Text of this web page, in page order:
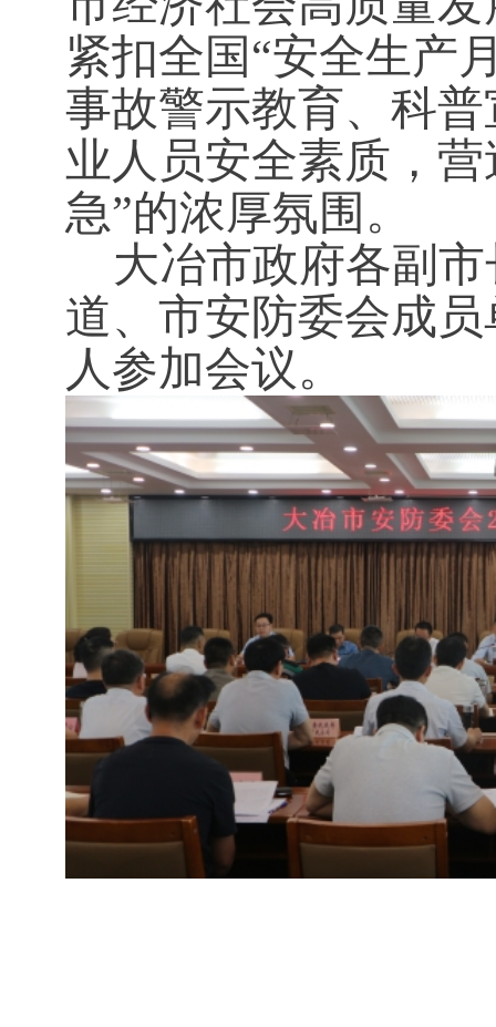
紧扣全国“安全生产
事故警示教育、科
业人员安全素质，
急”的浓厚氛围。
大冶市政府各副
道、市安防委会成
人参加会议。